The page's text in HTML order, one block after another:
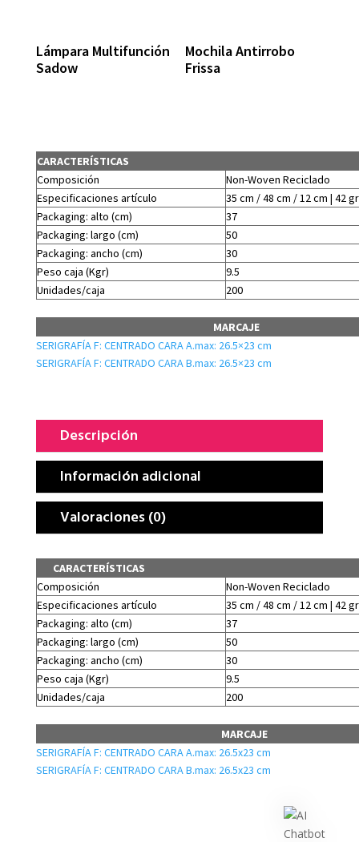
Lámpara Multifunción
Sadow
Mochila Antirrobo
Frissa
CARACTERÍSTICAS
Composición
Non-Woven Reciclado
Especificaciones artículo
35 cm / 48 cm / 12 cm | 42 gr
Packaging: alto (cm)
37
Packaging: largo (cm)
50
Packaging: ancho (cm)
30
Peso caja (Kgr)
9.5
Unidades/caja
200
MARCAJE
SERIGRAFÍA F: CENTRADO CARA A.max: 26.5×23 cm
SERIGRAFÍA F: CENTRADO CARA B.max: 26.5×23 cm
Descripción
Información adicional
Valoraciones (0)
CARACTERÍSTICAS
Composición
Non-Woven Reciclado
Especificaciones artículo
35 cm / 48 cm / 12 cm | 42 gr
Packaging: alto (cm)
37
Packaging: largo (cm)
50
Packaging: ancho (cm)
30
Peso caja (Kgr)
9.5
Unidades/caja
200
MARCAJE
SERIGRAFÍA F: CENTRADO CARA A.max: 26.5x23 cm
SERIGRAFÍA F: CENTRADO CARA B.max: 26.5x23 cm